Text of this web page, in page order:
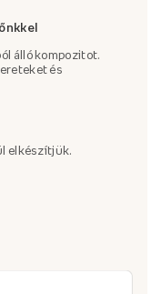
álló kompozitot.
és
elkészítjük.